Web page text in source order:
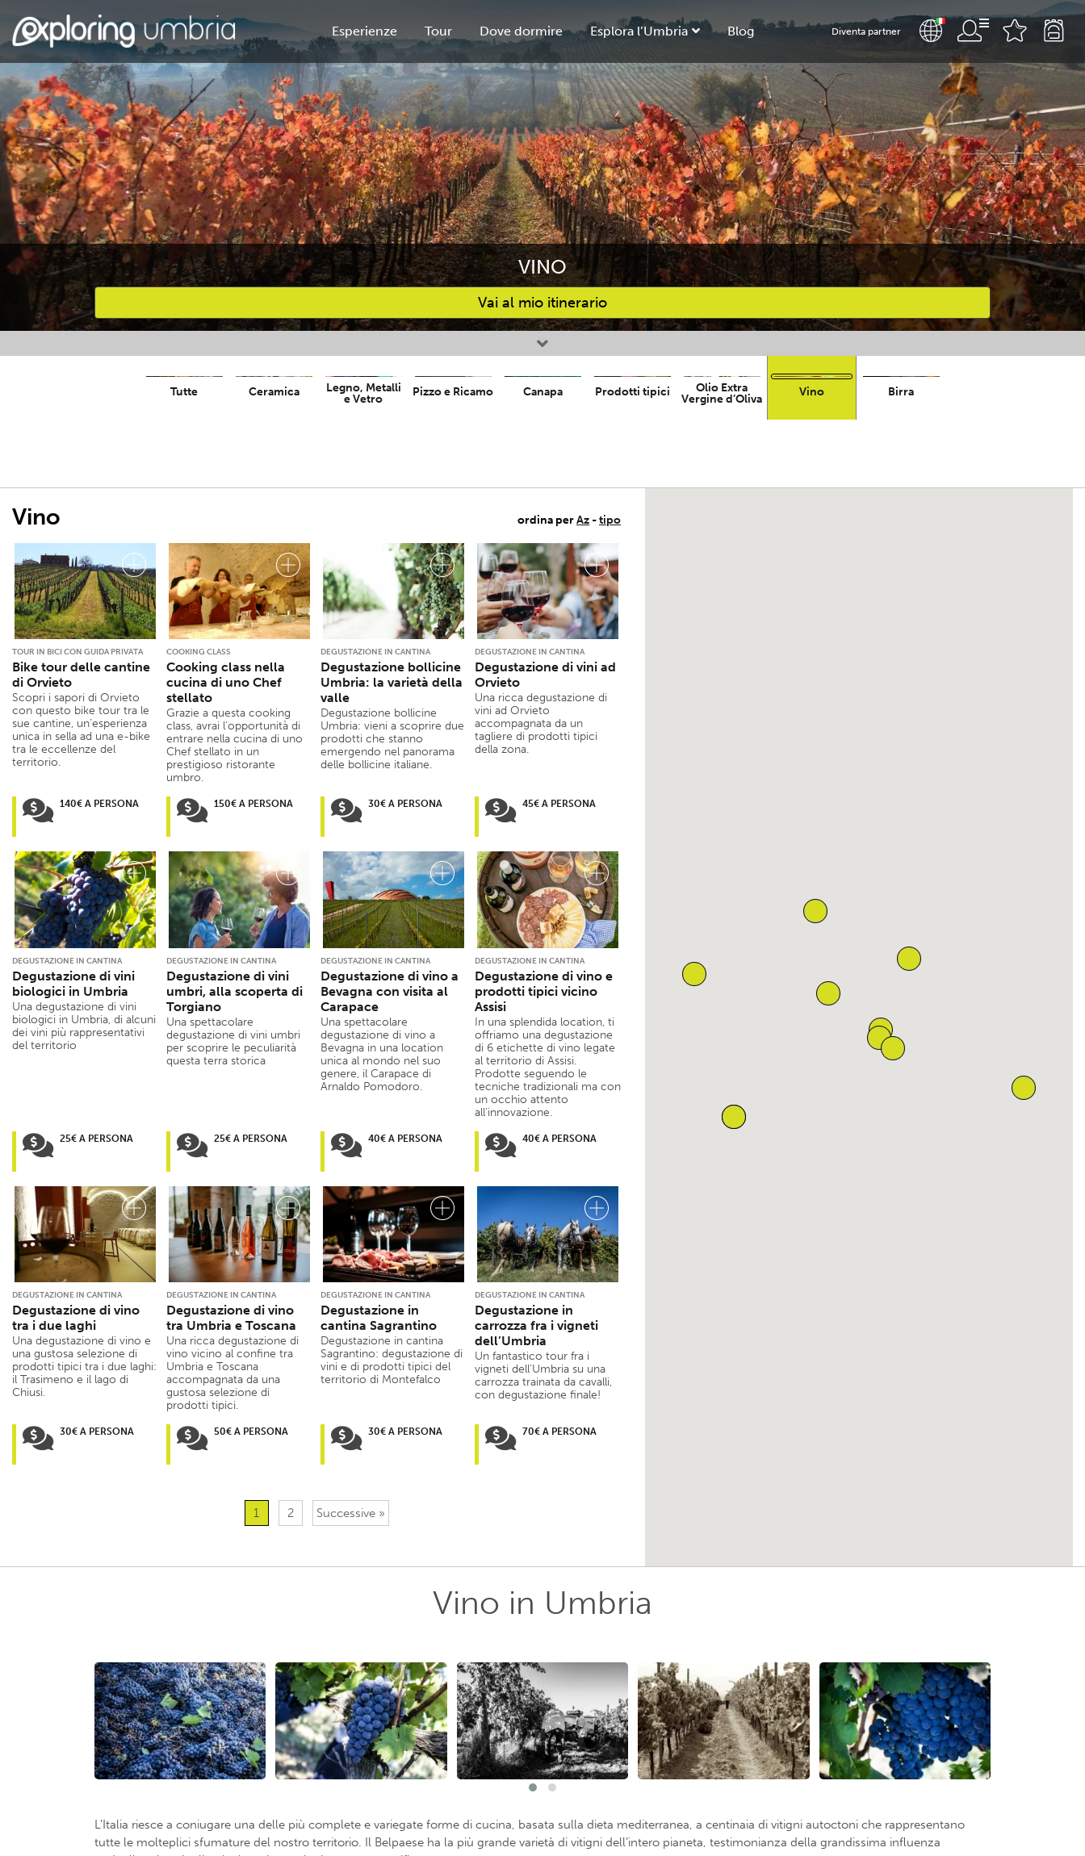
Esperienze Tour Dove dormire Esplora l’Umbria Blog Diventa partner
VINO
Vai al mio itinerario
Attività preferite
Tutte Ceramica
Legno, Metalli
e Vetro
Pizzo e Ricamo Canapa Prodotti tipici
Olio Extra
Vergine d’Oliva
Vino Birra
ordina perAz -tipo
Vino
TOUR IN BICI CON GUIDA PRIVATA
Bike tour delle cantine
di Orvieto
Scopri i sapori di Orvieto
con questo bike tour tra le
sue cantine, un’esperienza
unica in sella ad una e-bike
tra le eccellenze del
territorio.
140€ A PERSONA
COOKING CLASS
Cooking class nella
cucina di uno Chef
stellato
Grazie a questa cooking
class, avrai l’opportunità di
entrare nella cucina di uno
Chef stellato in un
prestigioso ristorante
umbro.
150€ A PERSONA
DEGUSTAZIONE IN CANTINA
Degustazione bollicine
Umbria: la varietà della
valle
Degustazione bollicine
Umbria: vieni a scoprire due
prodotti che stanno
emergendo nel panorama
delle bollicine italiane.
30€ A PERSONA
DEGUSTAZIONE IN CANTINA
Degustazione di vini ad
Orvieto
Una ricca degustazione di
vini ad Orvieto
accompagnata da un
tagliere di prodotti tipici
della zona.
45€ A PERSONA
DEGUSTAZIONE IN CANTINA
Degustazione di vini
biologici in Umbria
Una degustazione di vini
biologici in Umbria, di alcuni
dei vini più rappresentativi
del territorio
25€ A PERSONA
DEGUSTAZIONE IN CANTINA
Degustazione di vini
umbri, alla scoperta di
Torgiano
Una spettacolare
degustazione di vini umbri
per scoprire le peculiarità
questa terra storica
25€ A PERSONA
DEGUSTAZIONE IN CANTINA
Degustazione di vino a
Bevagna con visita al
Carapace
Una spettacolare
degustazione di vino a
Bevagna in una location
unica al mondo nel suo
genere, il Carapace di
Arnaldo Pomodoro.
40€ A PERSONA
DEGUSTAZIONE IN CANTINA
Degustazione di vino e
prodotti tipici vicino
Assisi
In una splendida location, ti
offriamo una degustazione
di 6 etichette di vino legate
al territorio di Assisi.
Prodotte seguendo le
tecniche tradizionali ma con
un occhio attento
all’innovazione.
40€ A PERSONA
DEGUSTAZIONE IN CANTINA
Degustazione di vino
tra i due laghi
Una degustazione di vino e
una gustosa selezione di
prodotti tipici tra i due laghi:
il Trasimeno e il lago di
Chiusi.
30€ A PERSONA
DEGUSTAZIONE IN CANTINA
Degustazione di vino
tra Umbria e Toscana
Una ricca degustazione di
vino vicino al confine tra
Umbria e Toscana
accompagnata da una
gustosa selezione di
prodotti tipici.
50€ A PERSONA
DEGUSTAZIONE IN CANTINA
Degustazione in
cantina Sagrantino
Degustazione in cantina
Sagrantino: degustazione di
vini e di prodotti tipici del
territorio di Montefalco
30€ A PERSONA
DEGUSTAZIONE IN CANTINA
Degustazione in
carrozza fra i vigneti
dell’Umbria
Un fantastico tour fra i
vigneti dell’Umbria su una
carrozza trainata da cavalli,
con degustazione finale!
70€ A PERSONA
1 2 Successive »
Vino in Umbria
L’Italia riesce a coniugare una delle più complete e variegate forme di cucina, basata sulla dieta mediterranea, a centinaia di vitigni autoctoni che rappresentano
tutte le molteplici sfumature del nostro territorio. Il Belpaese ha la più grande varietà di vitigni dell’intero pianeta, testimonianza della grandissima influenza